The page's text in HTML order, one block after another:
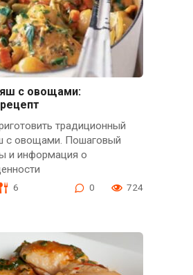
с овощами:
традиционный
с овощами. Пошаговый
и информация о
6 0 724